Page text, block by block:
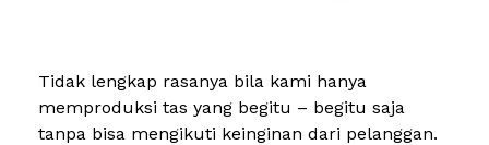
Tidak lengkap rasanya bila kami hanya
memproduksi tas yang begitu – begitu saja
tanpa bisa mengikuti keinginan dari pelanggan.